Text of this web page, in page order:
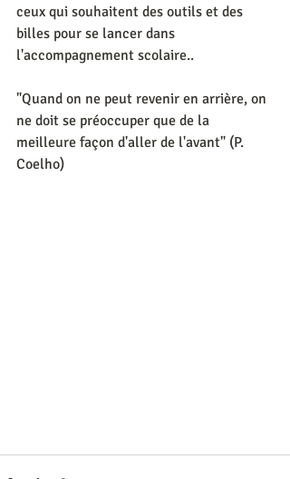
ceux qui souhaitent des outils et des
billes pour se lancer dans
l'accompagnement scolaire..
"Quand on ne peut revenir en arrière, on
ne doit se préoccuper que de la
meilleure façon d'aller de l'avant" (P.
Coelho)